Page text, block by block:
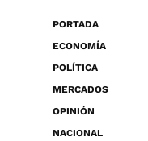
PORTADA
ECONOMÍA
POLÍTICA
MERCADOS
OPINIÓN
NACIONAL